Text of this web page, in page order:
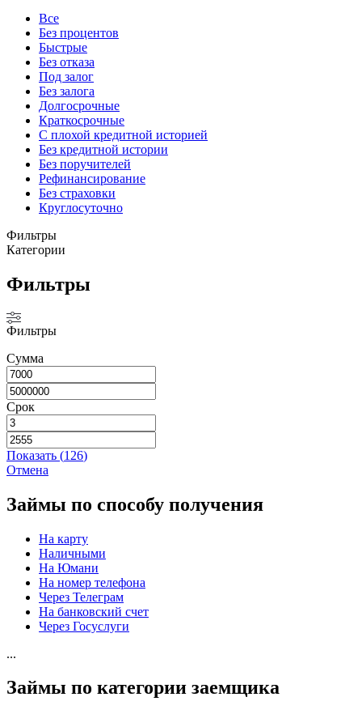
Все
Без процентов
Быстрые
Без отказа
Под залог
Без залога
Долгосрочные
Краткосрочные
С плохой кредитной историей
Без кредитной истории
Без поручителей
Рефинансирование
Без страховки
Круглосуточно
Фильтры
Категории
Фильтры
Фильтры
Сумма
Срок
Показать (126)
Отмена
Займы по способу получения
На карту
Наличными
На Юмани
На номер телефона
Через Телеграм
На банковский счет
Через Госуслуги
...
Займы по категории заемщика